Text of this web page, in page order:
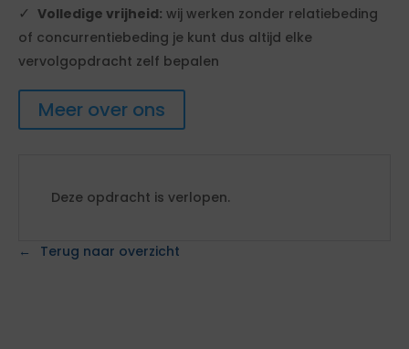
Volledige vrijheid: wij werken zonder relatiebeding
of concurrentiebeding je kunt dus altijd elke
vervolgopdracht zelf bepalen
Meer over ons
Deze opdracht is verlopen.
Terug naar overzicht